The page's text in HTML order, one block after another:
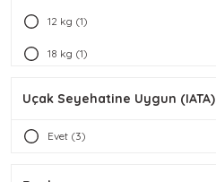
12 kg (1)
18 kg (1)
Uçak Seyehatine Uygun (IATA)
Evet (3)